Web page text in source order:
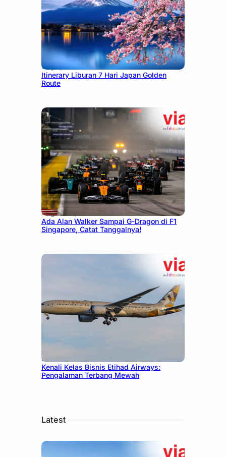
July 7, 2026
Itinerary Liburan 7 Hari Japan Golden
Route
August 13, 2025
Ada Alan Walker Sampai G-Dragon di F1
Singapore, Catat Tanggalnya!
December 27, 2024
Kenali Kelas Bisnis Etihad Airways:
Pengalaman Terbang Mewah
Latest